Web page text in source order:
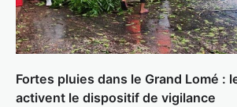
Fortes pluies dans le Grand Lomé :
activent le dispositif de vigilance